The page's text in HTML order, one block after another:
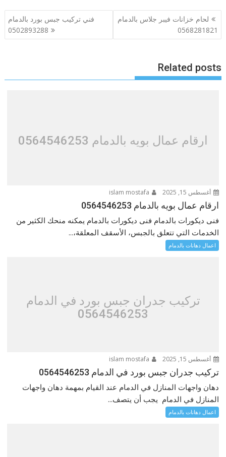
تصفّح
المقالات
لحام خزانات فيبر جلاس بالدمام
0568281821
فني تركيب جبس بورد بالدمام
0502893288
Related posts
ارقام عمال بويه بالدمام 0564546253
أغسطس 15, 2025
ارقام عمال بويه بالدمام 0564546253
فنى ديكورات بالدمام فنى ديكورات بالدمام يمكنه منحك الكثير من
الخدمات التي تتعلق بالجبس، الأسقف المعلقة،...
اعمال دهانات بالدمام
تركيب جدران جبس بورد في الدمام
0564546253
أغسطس 15, 2025
تركيب جدران جبس بورد في الدمام 0564546253
دهان واجهات المنازل في الدمام عند القيام بمهمة دهان واجهات
المنازل في الدمام يجب أن يتصف...
اعمال دهانات بالدمام